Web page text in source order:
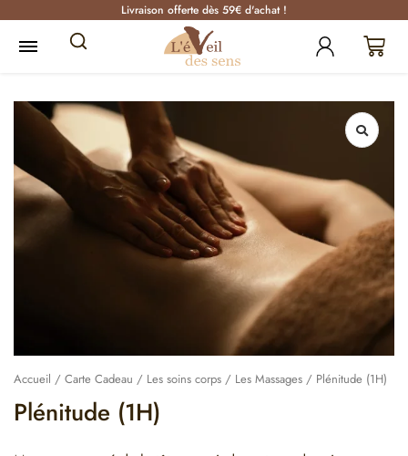
Livraison offerte dès 59€ d'achat !
Accueil / Carte Cadeau / Les soins corps / Les Massages / Plénitude (1H)
Plénitude (1H)